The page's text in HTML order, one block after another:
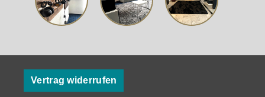
Vertrag widerrufen